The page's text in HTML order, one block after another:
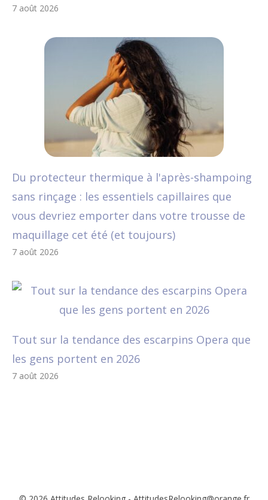
7 août 2026
Du protecteur thermique à l'après-shampoing
sans rinçage : les essentiels capillaires que
vous devriez emporter dans votre trousse de
maquillage cet été (et toujours)
7 août 2026
Tout sur la tendance des escarpins Opera que
les gens portent en 2026
7 août 2026